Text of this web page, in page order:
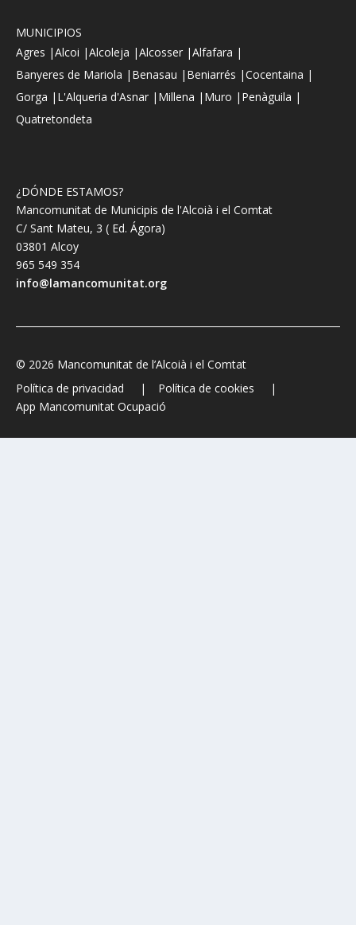
MUNICIPIOS
Agres |Alcoi |Alcoleja |Alcosser |Alfafara |
Banyeres de Mariola | Benasau | Beniarrés |Cocentaina |
Gorga | L'Alqueria d'Asnar | Millena | Muro | Penàguila |
Quatretondeta
¿DÓNDE ESTAMOS?
Mancomunitat de Municipis de l'Alcoià i el Comtat
C/ Sant Mateu, 3 ( Ed. Ágora)
03801 Alcoy
965 549 354
info@lamancomunitat.org
© 2026 Mancomunitat de l’Alcoià i el Comtat
Política de privacidad
Política de cookies
App Mancomunitat Ocupació